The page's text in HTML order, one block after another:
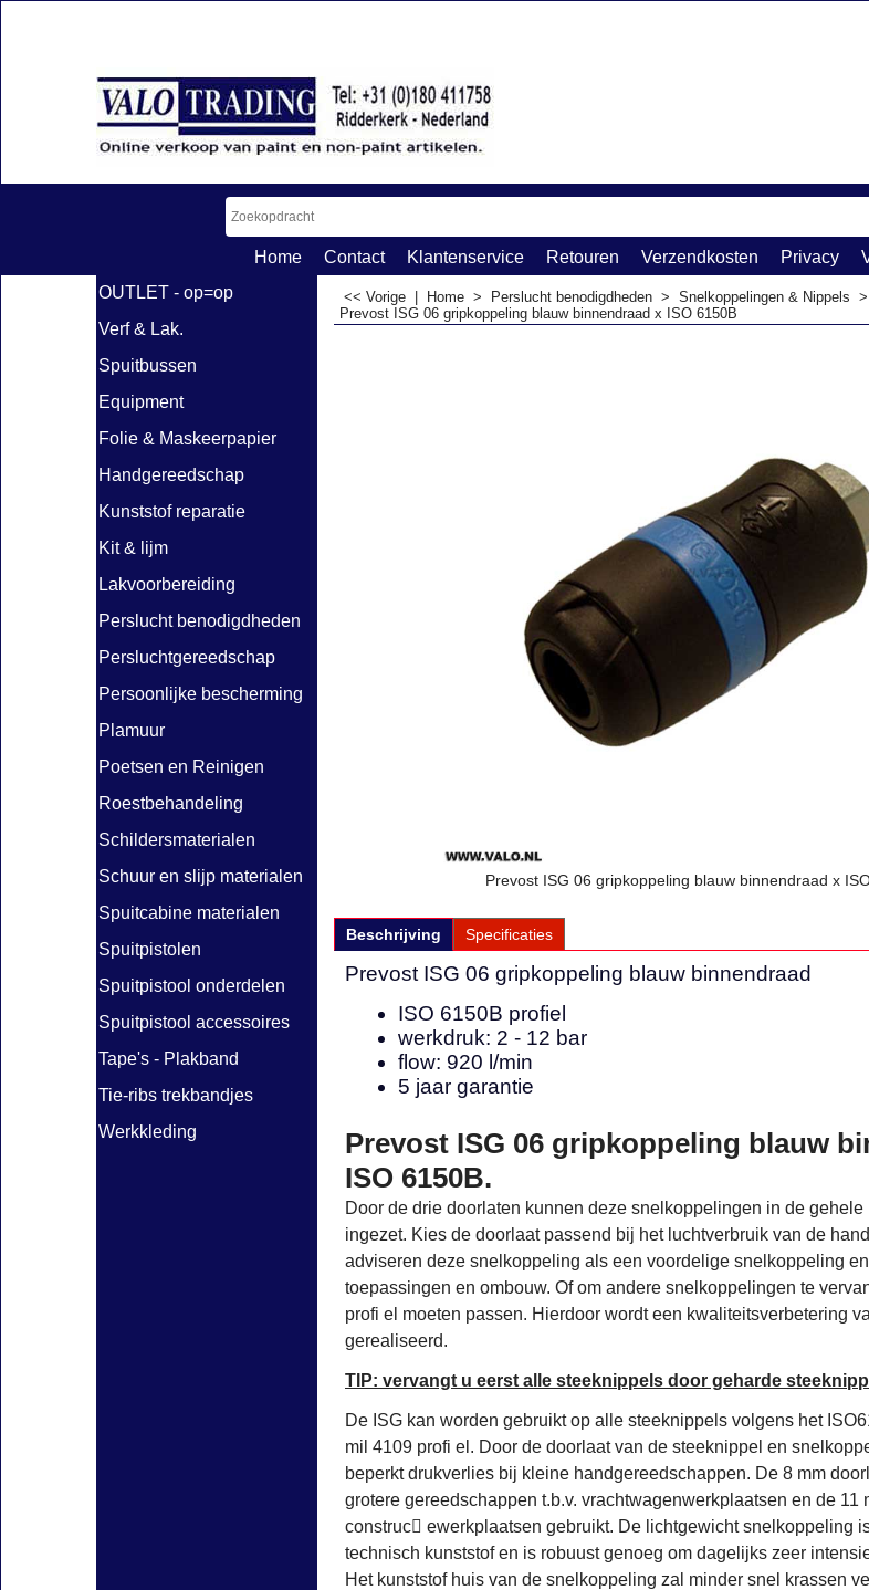
Home Contact Klantenservice Retouren Verzendkosten Privacy
OUTLET - op=op
Verf & Lak.
Spuitbussen
Equipment
Folie & Maskeerpapier
Handgereedschap
Kunststof reparatie
Kit & lijm
Lakvoorbereiding
Perslucht benodigdheden
Persluchtgereedschap
Persoonlijke bescherming
Plamuur
Poetsen en Reinigen
Roestbehandeling
Schildersmaterialen
Schuur en slijp materialen
Spuitcabine materialen
Spuitpistolen
Spuitpistool onderdelen
Spuitpistool accessoires
Tape's - Plakband
Tie-ribs trekbandjes
Werkkleding
<< Vorige Home > Perslucht benodigdheden > Snelkoppelingen & Nippels >
Prevost ISG 06 gripkoppeling blauw binnendraad x ISO 6150B
Prevost ISG 06 gripkoppeling blauw binnendraad x
Beschrijving Specificaties
Prevost ISG 06 gripkoppeling blauw binnendraad
ISO 6150B profiel
werkdruk: 2 - 12 bar
flow: 920 l/min
5 jaar garantie
Prevost ISG 06 gripkoppeling blauw
ISO 6150B.
Door de drie doorlaten kunnen deze snelkoppelingen in de gehele
ingezet. Kies de doorlaat passend bij het luchtverbruik van de
adviseren deze snelkoppeling als een voordelige snelkoppeling
toepassingen en ombouw. Of om andere snelkoppelingen te
profi el moeten passen. Hierdoor wordt een kwaliteitsverbetering
gerealiseerd.
TIP: vervangt u eerst alle steeknippels door geharde
De ISG kan worden gebruikt op alle steeknippels volgens het
mil 4109 profi el. Door de doorlaat van de steeknippel en
beperkt drukverlies bij kleine handgereedschappen. De 8 mm
grotere gereedschappen t.b.v. vrachtwagenwerkplaatsen en de 11
construc􀆟 ewerkplaatsen gebruikt. De lichtgewicht snelkoppeling
technisch kunststof en is robuust genoeg om dagelijks zeer
Het kunststof huis van de snelkoppeling zal minder snel krassen